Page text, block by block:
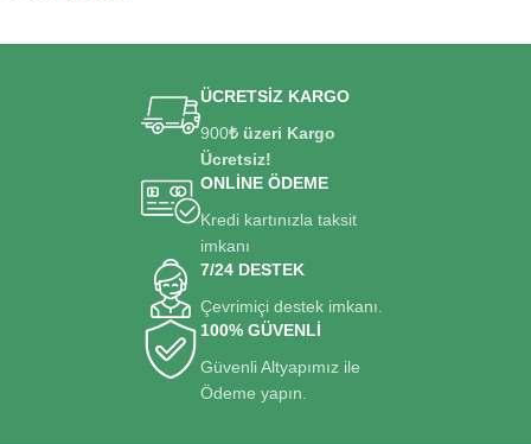
ÜCRETSİZ KARGO
900₺ üzeri Kargo
Ücretsiz!
ONLİNE ÖDEME
Kredi kartınızla taksit
imkanı
7/24 DESTEK
Çevrimiçi destek imkanı.
100% GÜVENLİ
Güvenli Altyapımız ile
Ödeme yapın.